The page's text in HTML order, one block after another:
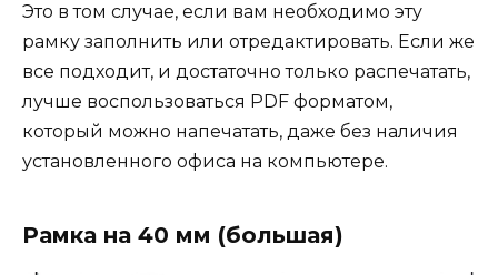
Это в том случае, если вам необходимо эту
рамку заполнить или отредактировать. Если же
все подходит, и достаточно только распечатать,
лучше воспользоваться PDF форматом,
который можно напечатать, даже без наличия
установленного офиса на компьютере.
Рамка на 40 мм (большая)